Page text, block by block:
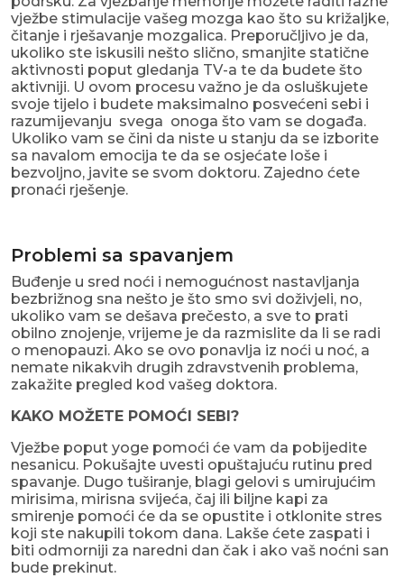
vježbe stimulacije vašeg mozga kao što su križaljke,
čitanje i rješavanje mozgalica. Preporučljivo je da,
ukoliko ste iskusili nešto slično, smanjite statične
aktivnosti poput gledanja TV-a te da budete što
aktivniji. U ovom procesu važno je da osluškujete
svoje tijelo i budete maksimalno posvećeni sebi i
razumijevanju svega onoga što vam se događa.
Ukoliko vam se čini da niste u stanju da se izborite
sa navalom emocija te da se osjećate loše i
bezvoljno, javite se svom doktoru. Zajedno ćete
pronaći rješenje.
Problemi sa spavanjem
Buđenje u sred noći i nemogućnost nastavljanja
bezbrižnog sna nešto je što smo svi doživjeli, no,
ukoliko vam se dešava prečesto, a sve to prati
obilno znojenje, vrijeme je da razmislite da li se radi
o menopauzi. Ako se ovo ponavlja iz noći u noć, a
nemate nikakvih drugih zdravstvenih problema,
zakažite pregled kod vašeg doktora.
KAKO MOŽETE POMOĆI SEBI?
Vježbe poput yoge pomoći će vam da pobijedite
nesanicu. Pokušajte uvesti opuštajuću rutinu pred
spavanje. Dugo tuširanje, blagi gelovi s umirujućim
mirisima, mirisna svijeća, čaj ili biljne kapi za
smirenje pomoći će da se opustite i otklonite stres
koji ste nakupili tokom dana. Lakše ćete zaspati i
biti odmorniji za naredni dan čak i ako vaš noćni san
bude prekinut.